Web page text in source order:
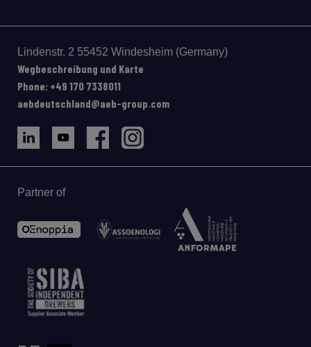
Lindenstr. 2 55452 Windesheim (Germany)
Wegbeschreibung und Karte
Phone: +49 170 7338011
aebdeutschland@aeb-group.com
Partner of